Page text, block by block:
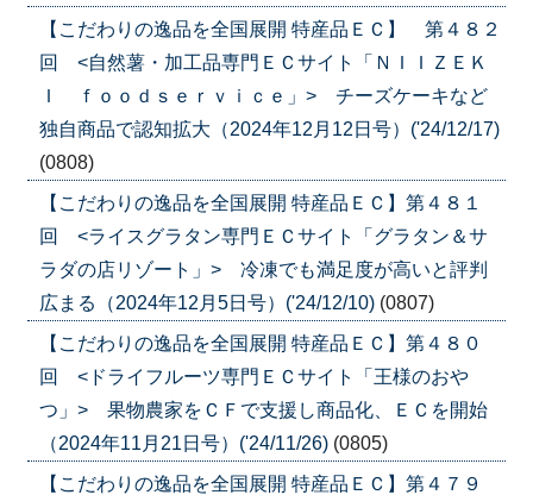
【こだわりの逸品を全国展開 特産品ＥＣ】 第４８２
回 <自然薯・加工品専門ＥＣサイト「ＮＩＩＺＥＫ
Ｉ ｆｏｏｄｓｅｒｖｉｃｅ」> チーズケーキなど
独自商品で認知拡大（2024年12月12日号）('24/12/17)
(0808)
【こだわりの逸品を全国展開 特産品ＥＣ】第４８１
回 <ライスグラタン専門ＥＣサイト「グラタン＆サ
ラダの店リゾート」> 冷凍でも満足度が高いと評判
広まる（2024年12月5日号）('24/12/10) (0807)
【こだわりの逸品を全国展開 特産品ＥＣ】第４８０
回 <ドライフルーツ専門ＥＣサイト「王様のおや
つ」> 果物農家をＣＦで支援し商品化、ＥＣを開始
（2024年11月21日号）('24/11/26) (0805)
【こだわりの逸品を全国展開 特産品ＥＣ】第４７９